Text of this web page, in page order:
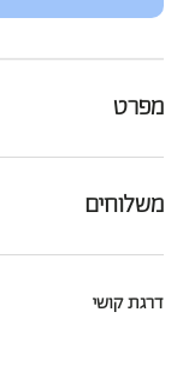
מפרט
מתאים לציפות במידה 70*50 ומעלה
משלוחים
זמן אספקה:
דרגת קושי